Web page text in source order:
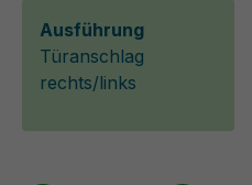
Ausführung
Türanschlag
rechts/links